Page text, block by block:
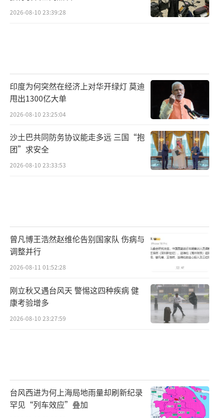
2026-08-10 23:39:28
印度为何突然在经济上对华开绿灯 莫迪
甩出1300亿大单
2026-08-10 23:25:04
沙土巴共同防务协议能走多远 三国“抱
团”求安全
2026-08-10 23:33:53
曾凡博王浩然赵维伦告别国家队 伤病与
调整并行
2026-08-11 01:52:28
刚立秋又遇台风天 警惕这四种疾病 健
康考验增多
2026-08-10 23:27:59
台风西进为何上海局地雨量却刷新纪录
罕见“列车效应”叠加